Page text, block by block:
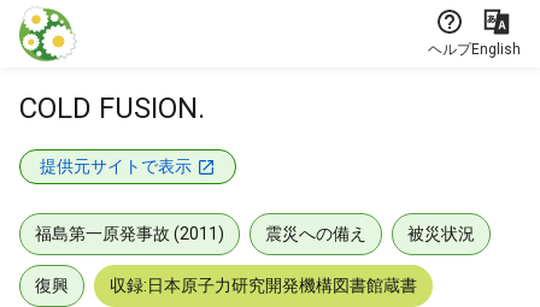
本文に飛ぶ
ヘルプEnglish
COLD FUSION.
提供元サイトで表示
福島第一原発事故 (2011) 震災への備え 被災状況
復興 収録:日本原子力研究開発機構図書館蔵書